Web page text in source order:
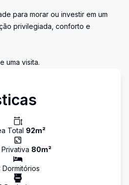
para morar ou investir em um
privilegiada, conforto e
uma visita.
Total 92m²
80m²
Dormitórios